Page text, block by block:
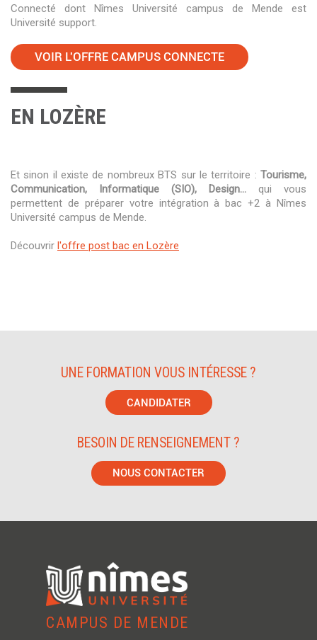
Connecté dont Nîmes Université campus de Mende est
Université support.
VOIR L'OFFRE CAMPUS CONNECTE
EN LOZÈRE
Et sinon il existe de nombreux BTS sur le territoire : Tourisme,
Communication, Informatique (SIO), Design… qui vous
permettent de préparer votre intégration à bac +2 à Nîmes
Université campus de Mende.
Découvrir l'offre post bac en Lozère
UNE FORMATION VOUS INTÉRESSE ?
CANDIDATER
BESOIN DE RENSEIGNEMENT ?
NOUS CONTACTER
CAMPUS DE MENDE